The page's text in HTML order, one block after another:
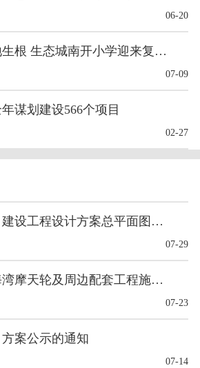
06-20
优质教育资源落地生根 生态城南开小学迎来复校后首...
07-09
谋划建设566个项目
02-27
关于天房蓝钻项目建设工程设计方案总平面图的公布
07-29
中新天津生态城海湾摩天轮及周边配套工程施工-基础工程
07-23
案公示的通知
07-14